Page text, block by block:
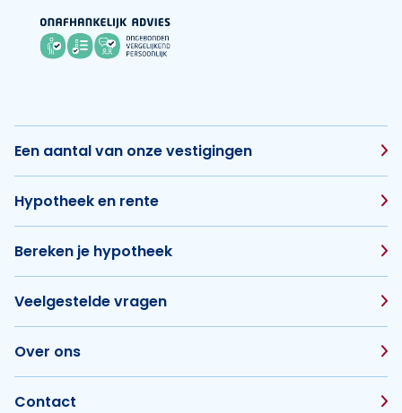
Een aantal van onze vestigingen
Hypotheek en rente
Bereken je hypotheek
Veelgestelde vragen
Over ons
Contact